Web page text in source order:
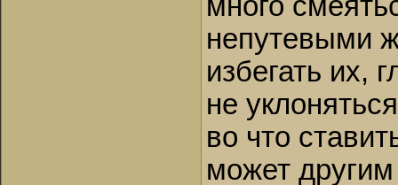
непутевыми
избегать их,
не
во что
может другим